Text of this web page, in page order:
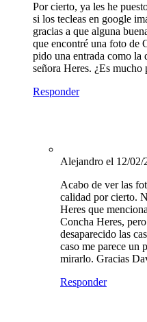
Por cierto, ya les he
si los tecleas en google
gracias a que alguna
que encontré una foto de
pido una entrada como la
señora Heres. ¿Es
Responder
Alejandro el 12/02/
Acabo de ver las
calidad por cierto.
Heres que
Concha Heres,
desaparecido las
caso me parece un
mirarlo. Gracias
Responder